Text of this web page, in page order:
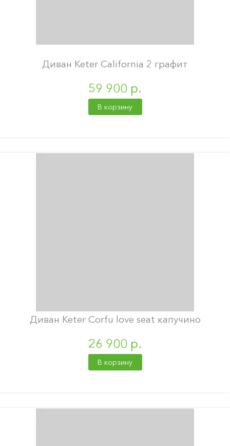
Диван Keter California 2 графит
59 900 р.
В корзину
Диван Keter Corfu love seat капучино
26 900 р.
В корзину